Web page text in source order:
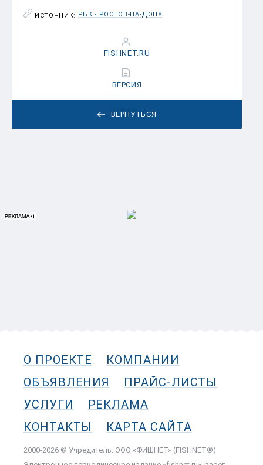
ИСТОЧНИК: РБК - РОСТОВ-НА-ДОНУ
ВЕРНУТЬСЯ
FISHNET.RU
ВЕРСИЯ
О ПРОЕКТЕ
КОМПАНИИ
ОБЪЯВЛЕНИЯ
ПРАЙС-ЛИСТЫ
УСЛУГИ
РЕКЛАМА
КОНТАКТЫ
КАРТА САЙТА
2000-2026 © Учредитель: ООО «ФИШНЕТ» (FISHNET®)